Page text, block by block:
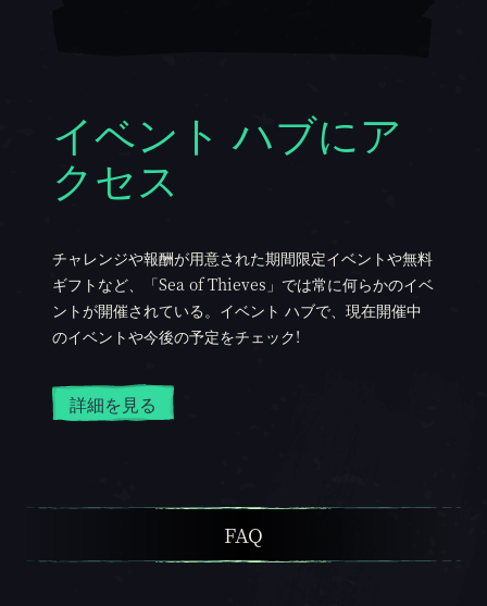
イベント ハブにア
クセス
チャレンジや報酬が用意された期間限定イベントや無料
ギフトなど、「Sea of Thieves」では常に何らかのイベ
ントが開催されている。イベント ハブで、現在開催中
のイベントや今後の予定をチェック!
詳細を見る
FAQ